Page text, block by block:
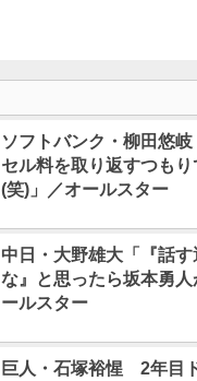
ソフトバンク・柳田悠
セル料を取り返すつも
(笑)」／オールスター
中日・大野雄大「『話
な』と思ったら坂本勇
ールスター
巨人・石塚裕惺 2年目